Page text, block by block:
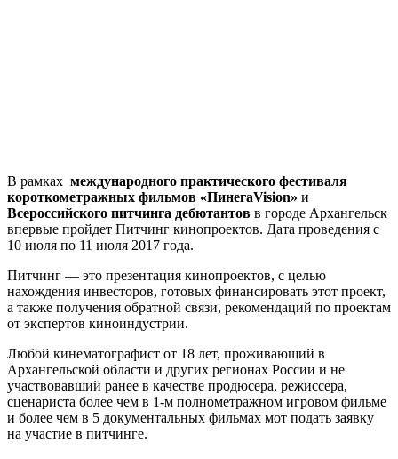
В рамках международного практического фестиваля
короткометражных фильмов «ПинегаVision» и
Всероссийского питчинга дебютантов в городе Архангельск
впервые пройдет Питчинг кинопроектов. Дата проведения с
10 июля по 11 июля 2017 года.
Питчинг — это презентация кинопроектов, с целью
нахождения инвесторов, готовых финансировать этот проект,
а также получения обратной связи, рекомендаций по проектам
от экспертов киноиндустрии.
Любой кинематографист от 18 лет, проживающий в
Архангельской области и других регионах России и не
участвовавший ранее в качестве продюсера, режиссера,
сценариста более чем в 1-м полнометражном игровом фильме
и более чем в 5 документальных фильмах мот подать заявку
на участие в питчинге.